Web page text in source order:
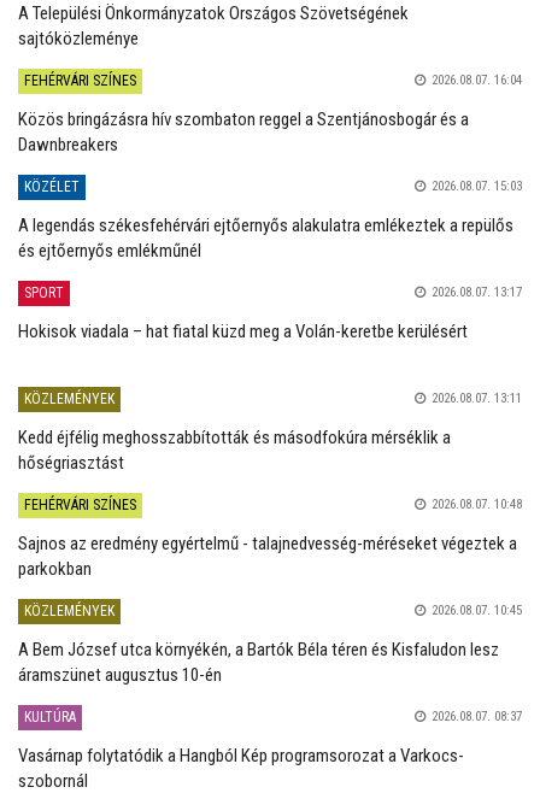
A Települési Önkormányzatok Országos Szövetségének
sajtóközleménye
FEHÉRVÁRI SZÍNES 2026.08.07. 16:04
Közös bringázásra hív szombaton reggel a Szentjánosbogár és a
Dawnbreakers
KÖZÉLET 2026.08.07. 15:03
A legendás székesfehérvári ejtőernyős alakulatra emlékeztek a repülős
és ejtőernyős emlékműnél
SPORT 2026.08.07. 13:17
Hokisok viadala – hat fiatal küzd meg a Volán-keretbe kerülésért
KÖZLEMÉNYEK 2026.08.07. 13:11
Kedd éjfélig meghosszabbították és másodfokúra mérséklik a
hőségriasztást
FEHÉRVÁRI SZÍNES 2026.08.07. 10:48
Sajnos az eredmény egyértelmű - talajnedvesség-méréseket végeztek a
parkokban
KÖZLEMÉNYEK 2026.08.07. 10:45
A Bem József utca környékén, a Bartók Béla téren és Kisfaludon lesz
áramszünet augusztus 10-én
KULTÚRA 2026.08.07. 08:37
Vasárnap folytatódik a Hangból Kép programsorozat a Varkocs-
szobornál